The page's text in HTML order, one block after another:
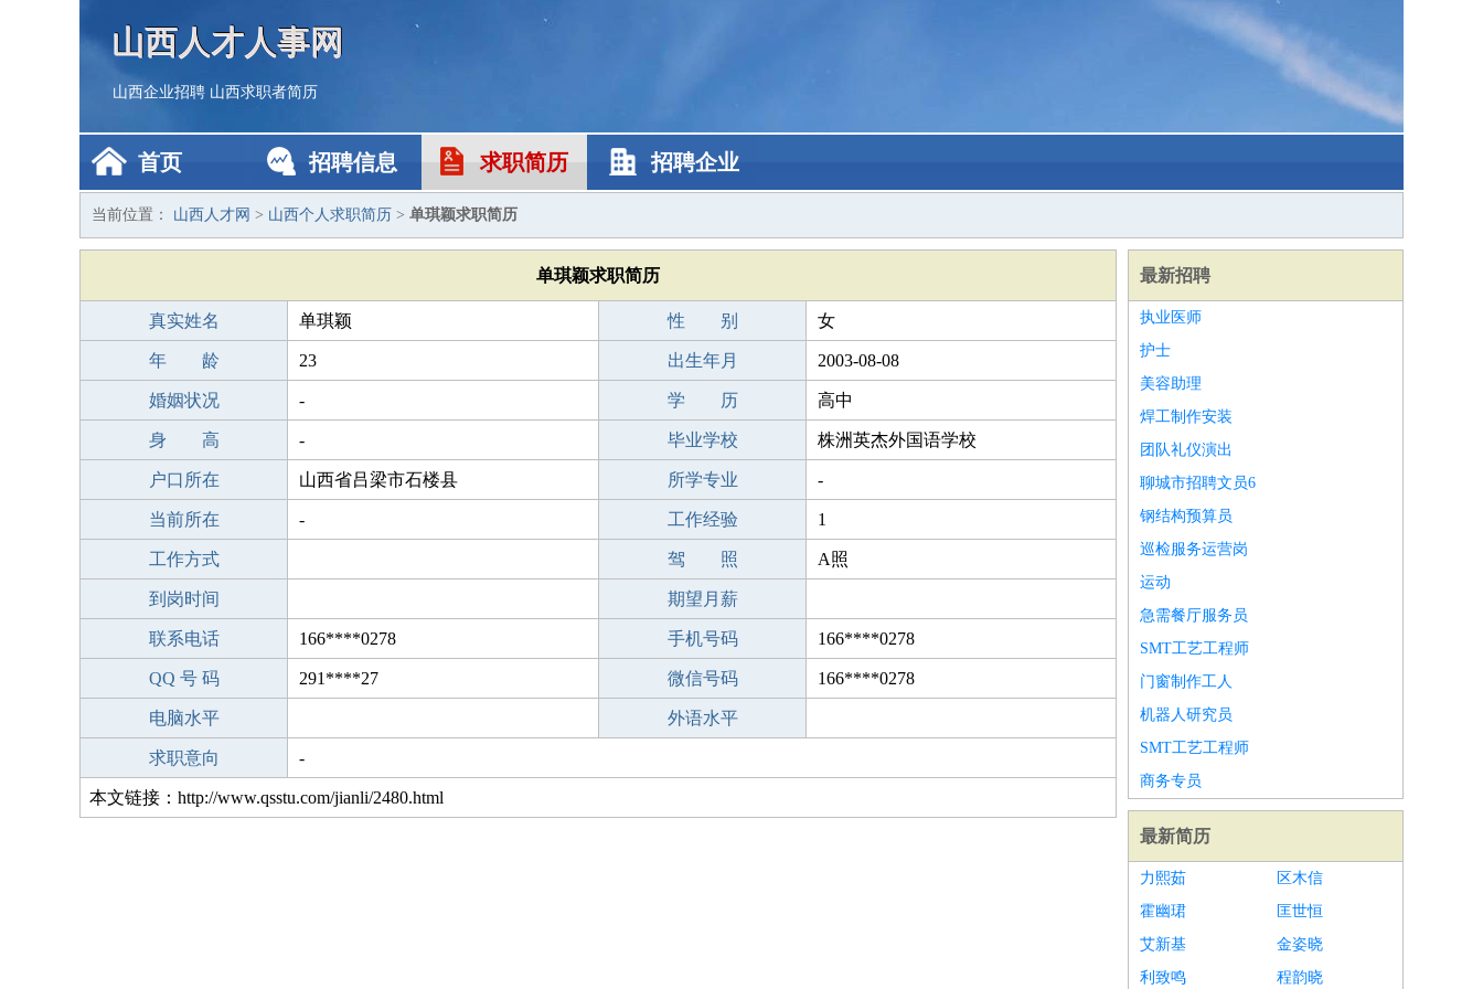
山西人才人事网
山西企业招聘 山西求职者简历
首页 招聘信息 求职简历 招聘企业
当前位置： 山西人才网 > 山西个人求职简历 > 单琪颖求职简历
单琪颖求职简历
真实姓名 单琪颖 性 别 女
年 龄 23 出生年月 2003-08-08
婚姻状况 - 学 历 高中
身 高 - 毕业学校 株洲英杰外国语学校
户口所在 山西省吕梁市石楼县 所学专业 -
当前所在 - 工作经验 1
工作方式 驾 照 A照
到岗时间 期望月薪
联系电话 166****0278 手机号码 166****0278
QQ 号 码 291****27 微信号码 166****0278
电脑水平 外语水平
求职意向 -
本文链接：http://www.qsstu.com/jianli/2480.html
最新招聘
执业医师
护士
美容助理
焊工制作安装
团队礼仪演出
聊城市招聘文员6
钢结构预算员
巡检服务运营岗
运动
急需餐厅服务员
SMT工艺工程师
门窗制作工人
机器人研究员
SMT工艺工程师
商务专员
最新简历
力熙茹
区木信
霍幽珺
匡世恒
艾新基
金姿晓
利致鸣
程韵晓